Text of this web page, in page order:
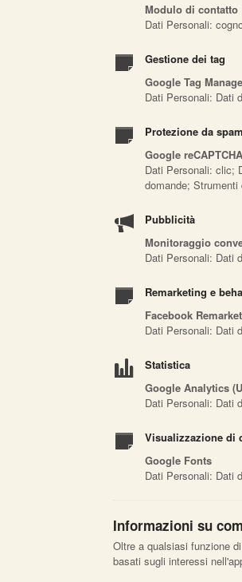
Modulo di contatto
Dati Personali:
Gestione dei tag
Google Tag
Dati Personali: Dati
Protezione da
Google reCAPTCHA
Dati Personali: clic;
domande;
Pubblicità
Monitoraggio
Dati Personali: Dati
Remarketing e
Facebook
Dati Personali: Dati
Statistica
Google Analytics
Dati Personali: Dati
Visualizzazione di
Google Fonts
Dati Personali: Dati
Informazioni su
Oltre a qualsiasi funzione
basati sugli interessi